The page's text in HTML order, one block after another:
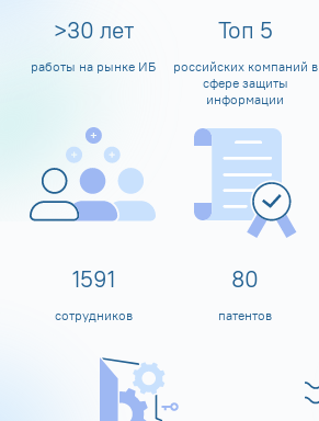
>30 лет
работы на рынке ИБ
Топ 5
российских компаний в
сфере защиты
информации
1600
сотрудников
80
патентов